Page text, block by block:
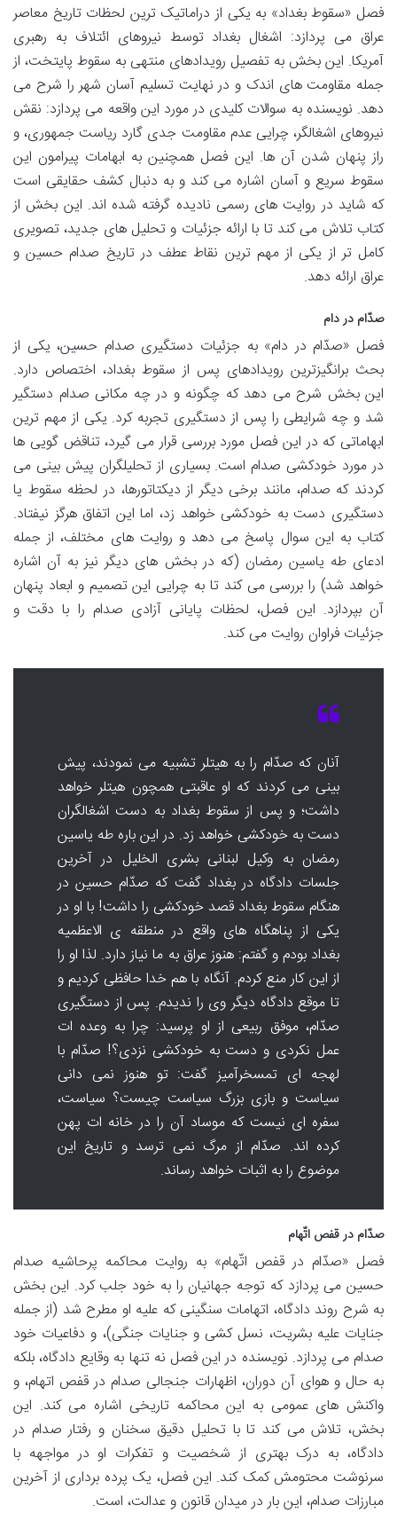
فصل «سقوط بغداد» به یکی از دراماتیک ترین لحظات تاریخ معاصر
عراق می پردازد: اشغال بغداد توسط نیروهای ائتلاف به رهبری
آمریکا. این بخش به تفصیل رویدادهای منتهی به سقوط پایتخت، از
جمله مقاومت های اندک و در نهایت تسلیم آسان شهر را شرح می
دهد. نویسنده به سوالات کلیدی در مورد این واقعه می پردازد: نقش
نیروهای اشغالگر، چرایی عدم مقاومت جدی گارد ریاست جمهوری، و
راز پنهان شدن آن ها. این فصل همچنین به ابهامات پیرامون این
سقوط سریع و آسان اشاره می کند و به دنبال کشف حقایقی است
که شاید در روایت های رسمی نادیده گرفته شده اند. این بخش از
کتاب تلاش می کند تا با ارائه جزئیات و تحلیل های جدید، تصویری
کامل تر از یکی از مهم ترین نقاط عطف در تاریخ صدام حسین و
عراق ارائه دهد.
صدّام در دام
فصل «صدّام در دام» به جزئیات دستگیری صدام حسین، یکی از
بحث برانگیزترین رویدادهای پس از سقوط بغداد، اختصاص دارد.
این بخش شرح می دهد که چگونه و در چه مکانی صدام دستگیر
شد و چه شرایطی را پس از دستگیری تجربه کرد. یکی از مهم ترین
ابهاماتی که در این فصل مورد بررسی قرار می گیرد، تناقض گویی ها
در مورد خودکشی صدام است. بسیاری از تحلیلگران پیش بینی می
کردند که صدام، مانند برخی دیگر از دیکتاتورها، در لحظه سقوط یا
دستگیری دست به خودکشی خواهد زد، اما این اتفاق هرگز نیفتاد.
کتاب به این سوال پاسخ می دهد و روایت های مختلف، از جمله
ادعای طه یاسین رمضان (که در بخش های دیگر نیز به آن اشاره
خواهد شد) را بررسی می کند تا به چرایی این تصمیم و ابعاد پنهان
آن بپردازد. این فصل، لحظات پایانی آزادی صدام را با دقت و
جزئیات فراوان روایت می کند.
آنان که صدّام را به هیتلر تشبیه می نمودند، پیش
بینی می کردند که او عاقبتی همچون هیتلر خواهد
داشت؛ و پس از سقوط بغداد به دست اشغالگران
دست به خودکشی خواهد زد. در این باره طه یاسین
رمضان به وکیل لبنانی بشری الخلیل در آخرین
جلسات دادگاه در بغداد گفت که صدّام حسین در
هنگام سقوط بغداد قصد خودکشی را داشت! با او در
یکی از پناهگاه های واقع در منطقه ی الاعظمیه
بغداد بودم و گفتم: هنوز عراق به ما نیاز دارد. لذا او را
از این کار منع کردم. آنگاه با هم خدا حافظی کردیم و
تا موقع دادگاه دیگر وی را ندیدم. پس از دستگیری
صدّام، موفق ربیعی از او پرسید: چرا به وعده ات
عمل نکردی و دست به خودکشی نزدی؟! صدّام با
لهجه ای تمسخرآمیز گفت: تو هنوز نمی دانی
سیاست و بازی بزرگ سیاست چیست؟ سیاست،
سفره ای نیست که موساد آن را در خانه ات پهن
کرده اند. صدّام از مرگ نمی ترسد و تاریخ این
موضوع را به اثبات خواهد رساند.
صدّام در قفص اتّهام
فصل «صدّام در قفص اتّهام» به روایت محاکمه پرحاشیه صدام
حسین می پردازد که توجه جهانیان را به خود جلب کرد. این بخش
به شرح روند دادگاه، اتهامات سنگینی که علیه او مطرح شد (از جمله
جنایات علیه بشریت، نسل کشی و جنایات جنگی)، و دفاعیات خود
صدام می پردازد. نویسنده در این فصل نه تنها به وقایع دادگاه، بلکه
به حال و هوای آن دوران، اظهارات جنجالی صدام در قفص اتهام، و
واکنش های عمومی به این محاکمه تاریخی اشاره می کند. این
بخش، تلاش می کند تا با تحلیل دقیق سخنان و رفتار صدام در
دادگاه، به درک بهتری از شخصیت و تفکرات او در مواجهه با
سرنوشت محتومش کمک کند. این فصل، یک پرده برداری از آخرین
مبارزات صدام، این بار در میدان قانون و عدالت، است.